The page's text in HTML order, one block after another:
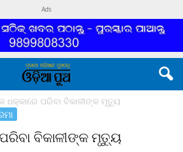
Ads
ଧକ୍କାରେ ପରିବା ବିକାଳୀଙ୍କ ମୃତ୍ୟୁ
ବିକାଳୀଙ୍କ ମୃତ୍ୟୁ